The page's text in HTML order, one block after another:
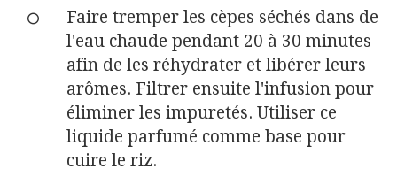
Faire tremper les cèpes séchés dans de
l'eau chaude pendant 20 à 30 minutes
afin de les réhydrater et libérer leurs
arômes. Filtrer ensuite l'infusion pour
éliminer les impuretés. Utiliser ce
liquide parfumé comme base pour
cuire le riz.